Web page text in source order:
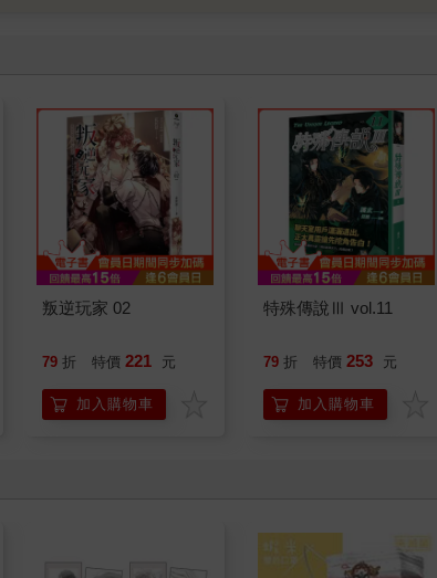
叛逆玩家 02
79 折 特價 221 元
加入購物車
特殊傳說Ⅲ vol.11
79 折 特價 253 元
加入購物車